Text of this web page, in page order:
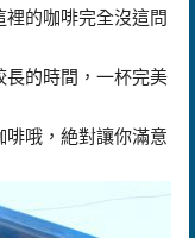
的咖啡完全沒這問
長的時間，一杯完美
哦，絶對讓你滿意